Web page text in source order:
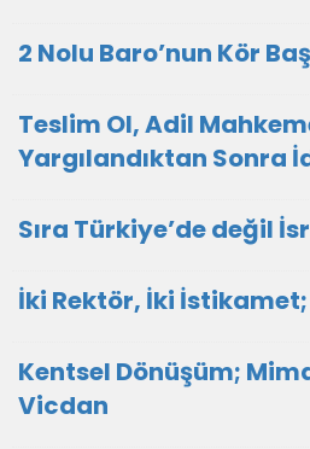
2 Nolu Baro’nun Kör
Teslim Ol, Adil
Yargılandıktan Sonra
Sıra Türkiye’de değil
İki Rektör, İki
Kentsel Dönüşüm;
Vicdan